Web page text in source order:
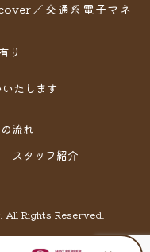
／交通系電子マネ
り
たします
流れ
スタッフ紹介
All Rights Reserved.